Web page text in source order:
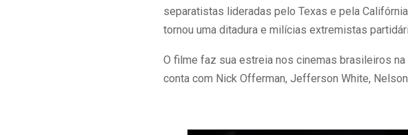
separatistas lideradas pelo Texas e pela
tornou uma ditadura e milícias extremistas
O filme faz sua estreia nos cinemas brasileiros
conta com Nick Offerman, Jefferson White,